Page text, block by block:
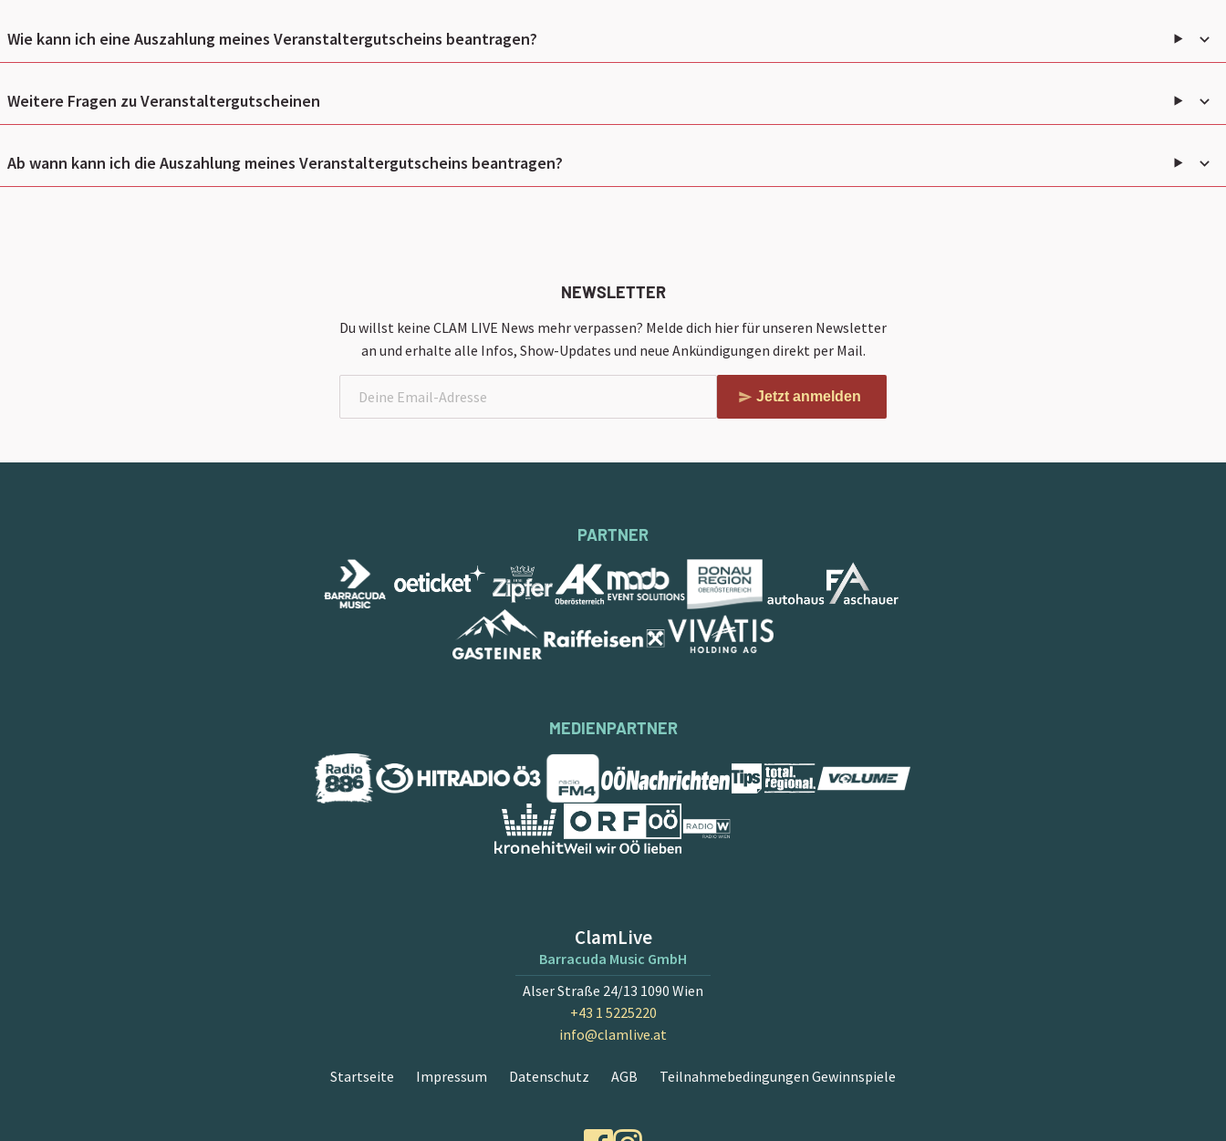
Wie kann ich eine Auszahlung meines Veranstaltergutscheins beantragen?
Weitere Fragen zu Veranstaltergutscheinen
Ab wann kann ich die Auszahlung meines Veranstaltergutscheins beantragen?
NEWSLETTER
Du willst keine CLAM LIVE News mehr verpassen? Melde dich hier für unseren Newsletter
an und erhalte alle Infos, Show-Updates und neue Ankündigungen direkt per Mail.
Jetzt anmelden
PARTNER
MEDIENPARTNER
ClamLive
Barracuda Music GmbH
Alser Straße 24/13 1090 Wien
+43 1 5225220
info@clamlive.at
Startseite Impressum Datenschutz AGB Teilnahmebedingungen Gewinnspiele